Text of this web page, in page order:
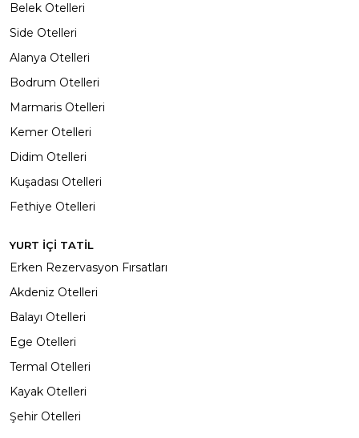
Belek Otelleri
Side Otelleri
Alanya Otelleri
Bodrum Otelleri
Marmaris Otelleri
Kemer Otelleri
Didim Otelleri
Kuşadası Otelleri
Fethiye Otelleri
YURT İÇİ TATİL
Erken Rezervasyon Fırsatları
Akdeniz Otelleri
Balayı Otelleri
Ege Otelleri
Termal Otelleri
Kayak Otelleri
Şehir Otelleri